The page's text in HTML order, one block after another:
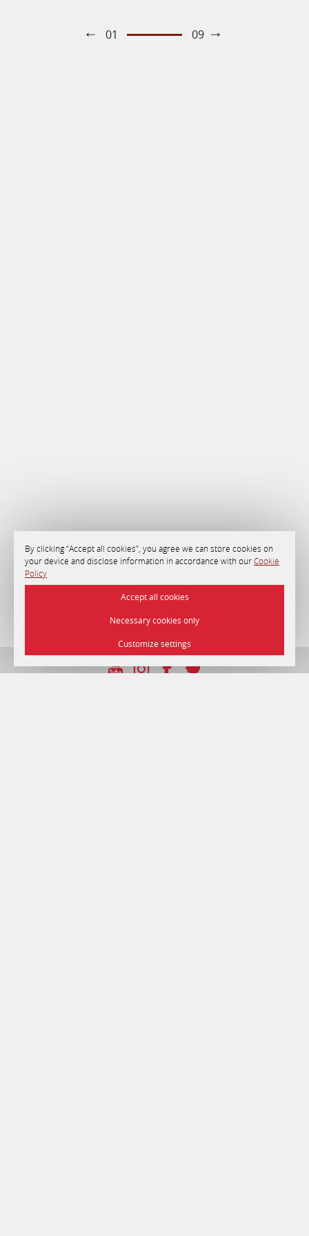
By clicking “Accept all cookies”, you agree we can store cookies on
your device and disclose information in accordance with ourCookie
Policy
Accept all cookies
Necessary cookies only
Customize settings
01 09